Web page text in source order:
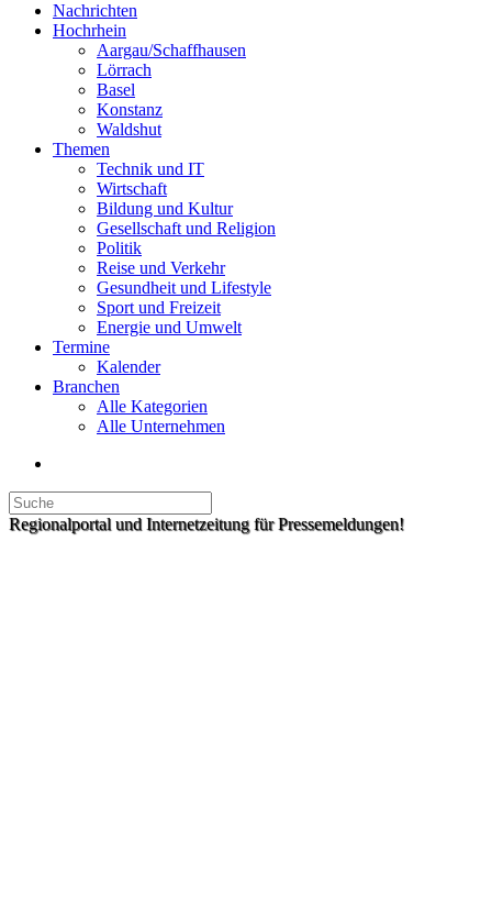
Nachrichten
Hochrhein
Aargau/Schaffhausen
Lörrach
Basel
Konstanz
Waldshut
Themen
Technik und IT
Wirtschaft
Bildung und Kultur
Gesellschaft und Religion
Politik
Reise und Verkehr
Gesundheit und Lifestyle
Sport und Freizeit
Energie und Umwelt
Termine
Kalender
Branchen
Alle Kategorien
Alle Unternehmen
Regionalportal und Internetzeitung für Pressemeldungen!